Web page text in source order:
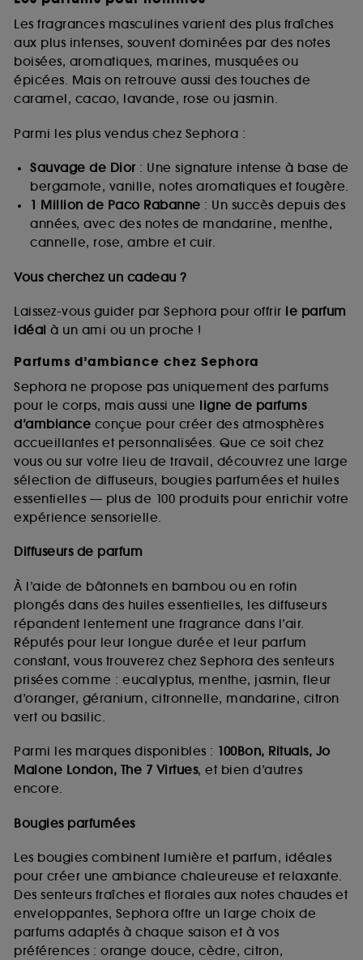
Les fragrances masculines varient des plus fraîches
aux plus intenses, souvent dominées par des notes
boisées, aromatiques, marines, musquées ou
épicées. Mais on retrouve aussi des touches de
caramel, cacao, lavande, rose ou jasmin.
Parmi les plus vendus chez Sephora :
Sauvage de Dior: Une signature intense à base de
bergamote, vanille, notes aromatiques et fougère.
1 Million de Paco Rabanne : Un succès depuis des
années, avec des notes de mandarine, menthe,
cannelle, rose, ambre et cuir.
Vous cherchez un cadeau ?
Laissez-vous guider par Sephora pour offrir le parfum
idéal à un ami ou un proche !
Parfums d’ambiance chez Sephora
Sephora ne propose pas uniquement des parfums
pour le corps, mais aussi une ligne de parfums
d’ambiance conçue pour créer des atmosphères
accueillantes et personnalisées. Que ce soit chez
vous ou sur votre lieu de travail, découvrez une large
sélection de diffuseurs, bougies parfumées et huiles
essentielles — plus de 100 produits pour enrichir votre
expérience sensorielle.
Diffuseurs de parfum
À l’aide de bâtonnets en bambou ou en rotin
plongés dans des huiles essentielles, les diffuseurs
répandent lentement une fragrance dans l’air.
Réputés pour leur longue durée et leur parfum
constant, vous trouverez chez Sephora des senteurs
prisées comme : eucalyptus, menthe, jasmin, fleur
d’oranger, géranium, citronnelle, mandarine, citron
vert ou basilic.
Parmi les marques disponibles : 100Bon, Rituals, Jo
Malone London, The 7 Virtues, et bien d’autres
encore.
Bougies parfumées
Les bougies combinent lumière et parfum, idéales
pour créer une ambiance chaleureuse et relaxante.
Des senteurs fraîches et florales aux notes chaudes et
enveloppantes, Sephora offre un large choix de
parfums adaptés à chaque saison et à vos
préférences : orange douce, cèdre, citron,